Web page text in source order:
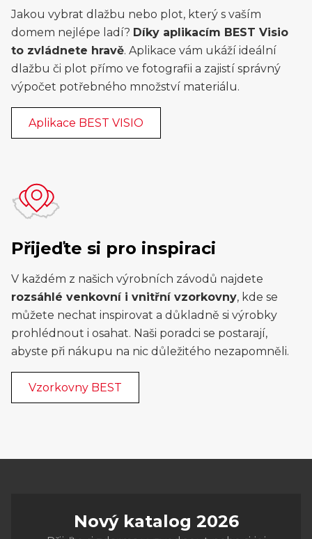
Jakou vybrat dlažbu nebo plot, který s vaším
domem nejlépe ladí? Díky aplikacím BEST Visio
to zvládnete hravě. Aplikace vám ukáží ideální
dlažbu či plot přímo ve fotografii a zajistí správný
výpočet potřebného množství materiálu.
Aplikace BEST VISIO
Přijeďte si pro inspiraci
V každém z našich výrobních závodů najdete
rozsáhlé venkovní i vnitřní vzorkovny, kde se
můžete nechat inspirovat a důkladně si výrobky
prohlédnout i osahat. Naši poradci se postarají,
abyste při nákupu na nic důležitého nezapomněli.
Vzorkovny BEST
Nový katalog 2026